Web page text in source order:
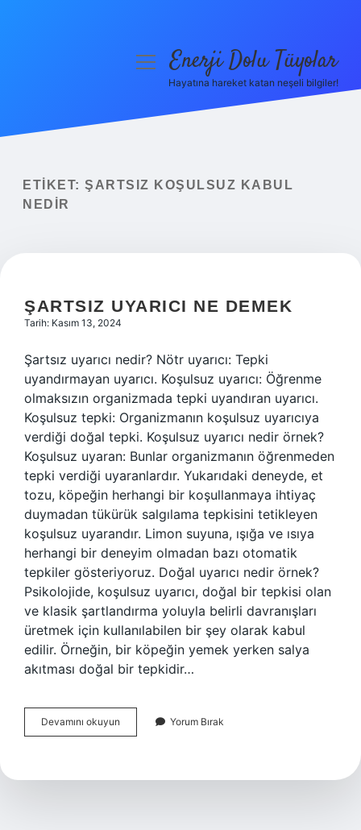
Yasal Uyarı
menüyüEnerji Dolu Tüyolar
Hayatına hareket katan neşeli bilgiler!
ETIKET: ŞARTSIZ KOŞULSUZ KABUL
NEDIR
ŞARTSIZ UYARICI NE DEMEK
Tarih: Kasım 13, 2024
Şartsız uyarıcı nedir? Nötr uyarıcı: Tepki
uyandırmayan uyarıcı. Koşulsuz uyarıcı: Öğrenme
olmaksızın organizmada tepki uyandıran uyarıcı.
Koşulsuz tepki: Organizmanın koşulsuz uyarıcıya
verdiği doğal tepki. Koşulsuz uyarıcı nedir örnek?
Koşulsuz uyaran: Bunlar organizmanın öğrenmeden
tepki verdiği uyaranlardır. Yukarıdaki deneyde, et
tozu, köpeğin herhangi bir koşullanmaya ihtiyaç
duymadan tükürük salgılama tepkisini tetikleyen
koşulsuz uyarandır. Limon suyuna, ışığa ve ısıya
herhangi bir deneyim olmadan bazı otomatik
tepkiler gösteriyoruz. Doğal uyarıcı nedir örnek?
Psikolojide, koşulsuz uyarıcı, doğal bir tepkisi olan
ve klasik şartlandırma yoluyla belirli davranışları
üretmek için kullanılabilen bir şey olarak kabul
edilir. Örneğin, bir köpeğin yemek yerken salya
akıtması doğal bir tepkidir…
Devamını okuyun
Uyarıcı
Yorum Bırak